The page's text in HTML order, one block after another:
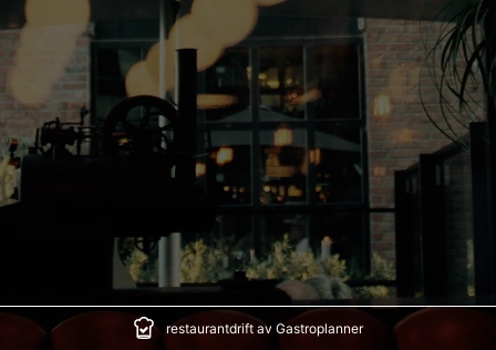
restaurantdrift av Gastroplanner